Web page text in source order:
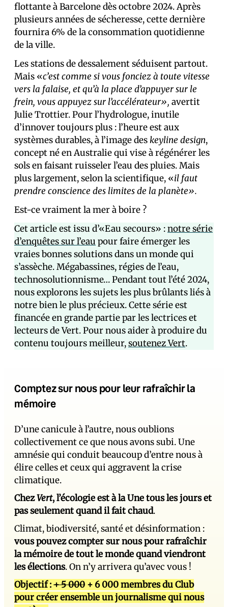
flottante à Barcelone dès octobre 2024. Après
plusieurs années de sécheresse, cette dernière
fournira 6% de la consommation quotidienne
de la ville.
Les stations de dessalement séduisent partout.
Mais «c’est comme si vous fonciez à toute vitesse
vers la falaise, et qu’à la place d’appuyer sur le
frein, vous appuyez sur l’accélérateur», avertit
Julie Trottier. Pour l’hydrologue, inutile
d’innover toujours plus : l’heure est aux
systèmes durables, à l’image deskeyline design,
concept né en Australie qui vise à régénérer les
sols en faisant ruisseler l’eau des pluies. Mais
plus largement, selon la scientifique, «il faut
prendre conscience des limites de la planète».
Est-ce vraiment la mer à boire ?
Cet article est issu d’«Eau secours» :notre série
d’enquêtes sur l’eau pour faire émerger les
vraies bonnes solutions dans un monde qui
s’assèche. Mégabassines, régies de l’eau,
technosolutionnisme… Pendant tout l’été 2024,
nous explorons les sujets les plus brûlants liés à
notre bien le plus précieux. Cette série est
financée en grande partie par les lectrices et
lecteurs de Vert. Pour nous aider à produire du
contenu toujours meilleur,soutenez Vert.
Comptez sur nous pour leur rafraîchir la
mémoire
D’une canicule à l’autre, nous oublions
collectivement ce que nous avons subi. Une
amnésie qui conduit beaucoup d’entre nous à
élire celles et ceux qui aggravent la crise
climatique.
ChezVert, l’écologie est à la Une tous les jours et
pas seulement quand il fait chaud.
Climat, biodiversité, santé et désinformation :
vous pouvez compter sur nous pour rafraîchir
la mémoire de tout le monde quand viendront
les élections. On n’y arrivera qu’avec vous !
Objectif :+ 5 000 + 6 000 membres du Club
pour créer ensemble un journalisme qui nous